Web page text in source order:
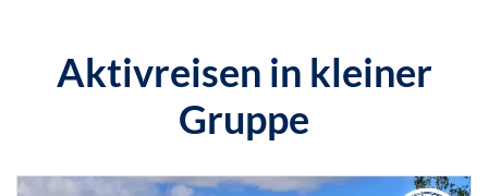
Aktivreisen in kleiner
Gruppe